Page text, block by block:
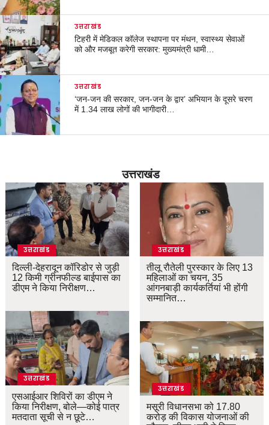
उत्तराखंड
टिहरी में मेडिकल कॉलेज स्थापना पर मंथन, स्वास्थ्य सेवाओं
को और मजबूत करेगी सरकार: मुख्यमंत्री धामी…
उत्तराखंड
‘जन-जन की सरकार, जन-जन के द्वार’ अभियान के दूसरे चरण
में 1.34 लाख लोगों की भागीदारी…
उत्तराखंड
उत्तराखंड
दिल्ली-देहरादून कॉरिडोर से जुड़ी
12 किमी ग्रीनफील्ड बाईपास का
डीएम ने किया निरीक्षण…
उत्तराखंड
एसआईआर शिविरों का डीएम ने
किया निरीक्षण, बोले—कोई पात्र
मतदाता सूची से न छूटे…
उत्तराखंड
तीलू रौतेली पुरस्कार के लिए 13
महिलाओं का चयन, 35
आंगनबाड़ी कार्यकर्तियां भी होंगी
सम्मानित…
उत्तराखंड
मसूरी विधानसभा को 17.80
करोड़ की विकास योजनाओं की